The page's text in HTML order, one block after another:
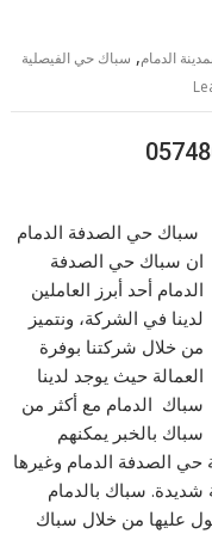
الدمام, سباك حي الفيصلية
سباك حي الصدفة الدمام
ان سباك حي الصدفة
الدمام أحد أبرز العاملين
لدينا في الشركة، ونتميز
من خلال شركتنا بوفرة
العمالة حيث يوجد لدينا
سباك الدمام مع أكثر من
سباك بالخبر يمكنهم
الصدفة الدمام وغيرها
شديدة. سباك بالدمام
عليها من خلال سباك